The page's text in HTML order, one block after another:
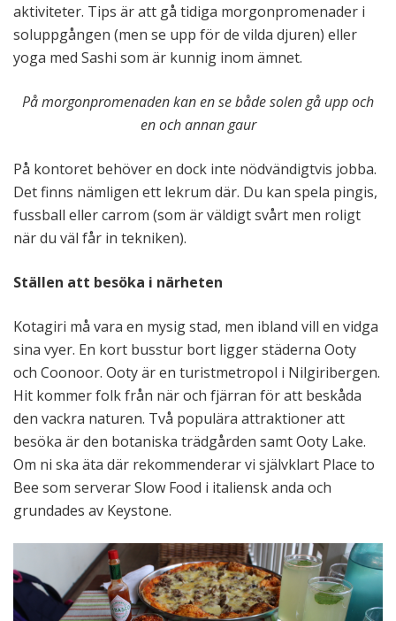
aktiviteter. Tips är att gå tidiga morgonpromenader i
soluppgången (men se upp för de vilda djuren) eller
yoga med Sashi som är kunnig inom ämnet.
På morgonpromenaden kan en se både solen gå upp och
en och annan gaur
På kontoret behöver en dock inte nödvändigtvis jobba.
Det finns nämligen ett lekrum där. Du kan spela pingis,
fussball eller carrom (som är väldigt svårt men roligt
när du väl får in tekniken).
Ställen att besöka i närheten
Kotagiri må vara en mysig stad, men ibland vill en vidga
sina vyer. En kort busstur bort ligger städerna Ooty
och Coonoor. Ooty är en turistmetropol i Nilgiribergen.
Hit kommer folk från när och fjärran för att beskåda
den vackra naturen. Två populära attraktioner att
besöka är den botaniska trädgården samt Ooty Lake.
Om ni ska äta där rekommenderar vi självklart Place to
Bee som serverar Slow Food i italiensk anda och
grundades av Keystone.